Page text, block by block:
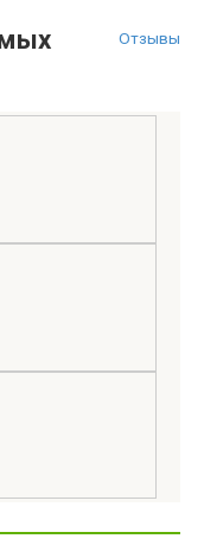
Отзывы